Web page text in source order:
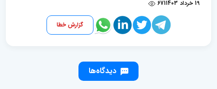
19 خرداد 1403 671
گزارش خطا
دیدگاه‌ها